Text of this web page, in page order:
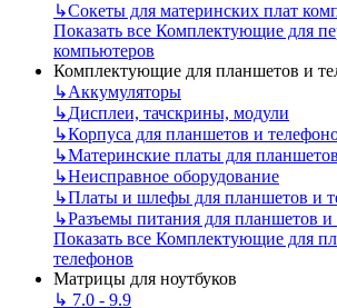
↳Сокеты для материнских плат
Показать все Комплектующие для
компьютеров
Комплектующие для планшетов и
↳Аккумуляторы
↳Дисплеи, тачскрины, модули
↳Корпуса для планшетов и
↳Материнские платы для
↳Неисправное оборудование
↳Платы и шлефы для планшетов и
↳Разъемы питания для планшетов и
Показать все Комплектующие для
телефонов
Матрицы для ноутбуков
↳ 7.0 - 9.9